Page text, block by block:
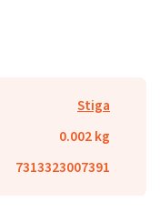
Stiga
0.002 kg
7313323007391